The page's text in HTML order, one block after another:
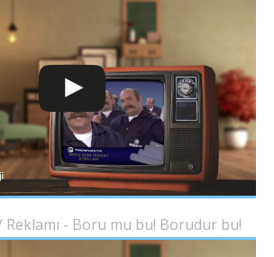
- Boru mu bu! Borudur bu!